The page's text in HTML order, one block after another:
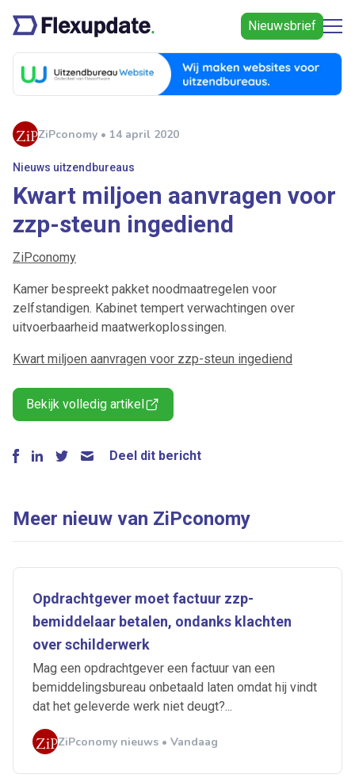
Nieuwsbrief
ZiPconomy • 14 april 2020
Nieuws uitzendbureaus
Kwart miljoen aanvragen voor
zzp-steun ingediend
ZiPconomy
Kamer bespreekt pakket noodmaatregelen voor
zelfstandigen. Kabinet tempert verwachtingen over
uitvoerbaarheid maatwerkoplossingen.
Kwart miljoen aanvragen voor zzp-steun ingediend
Bekijk volledig artikel
Deel dit bericht
Meer nieuw van ZiPconomy
Opdrachtgever moet factuur zzp-
bemiddelaar betalen, ondanks klachten
over schilderwerk
Mag een opdrachtgever een factuur van een
bemiddelingsbureau onbetaald laten omdat hij vindt
dat het geleverde werk niet deugt?...
ZiPconomy nieuws • Vandaag